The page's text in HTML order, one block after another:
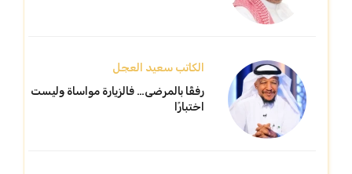
الكاتب سعيد العجل
رفقًا بالمرضى… فالزيارة مواساة وليست
اختبارًا